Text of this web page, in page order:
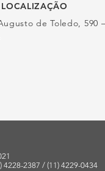
de Toledo, 590
4228-2387 / (11) 4229-0434